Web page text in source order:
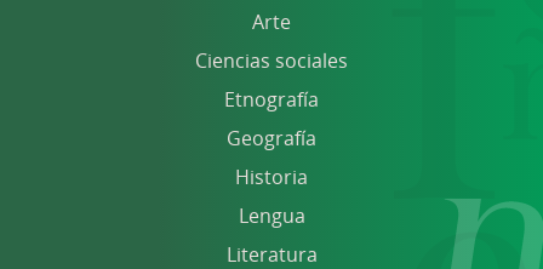
Arte
Ciencias sociales
Etnografía
Geografía
Historia
Lengua
Literatura